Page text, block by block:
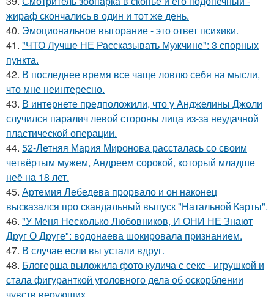
жираф скончались в один и тот же день.
40. Эмоциональное выгорание - это ответ психики.
41. "ЧТО Лучше НЕ Рассказывать Мужчине": 3 спорных
пункта.
42. В последнее время все чаще ловлю себя на мысли,
что мне неинтересно.
43. В интернете предположили, что у Анджелины Джоли
случился паралич левой стороны лица из-за неудачной
пластической операции.
44. 52-Летняя Мария Миронова рассталась со своим
четвёртым мужем, Андреем сорокой, который младше
неё на 18 лет.
45. Артемия Лебедева прорвало и он наконец
высказался про скандальный выпуск "Натальной Карты".
46. "У Меня Несколько Любовников, И ОНИ НЕ Знают
Друг О Друге": водонаева шокировала признанием.
47. В случае если вы устали вдруг.
48. Блогерша выложила фото кулича с секс - игрушкой и
стала фигуранткой уголовного дела об оскорблении